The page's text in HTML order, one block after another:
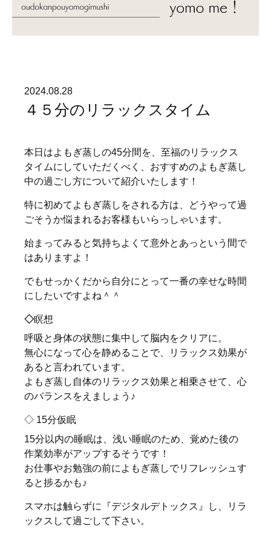
2024.08.28
４５分のリラックスタイム
本日はよもぎ蒸しの45分間を、至福のリラックス
タイムにしていただくべく、おすすめのよもぎ蒸し
中の過ごし方について紹介いたします！
特に初めてよもぎ蒸しをされる方は、どうやって過
ごそうか悩まれるお客様もいらっしゃいます。
始まってみると気持ちよくて意外とあっという間で
はありますよ！
でもせっかくだから自分にとって一番の幸せな時間
にしたいですよね＾＾
◇瞑想
呼吸と身体の状態に集中して脳内をクリアに。
無心になって心を静めることで、リラックス効果が
あると言われています。
よもぎ蒸し自体のリラックス効果と相乗させて、心
のバランスをえましょう♪
◇ 15分仮眠
15分以内の睡眠は、浅い睡眠のため、覚めた後の
作業効率がアップするそうです！
お仕事やお勉強の前によもぎ蒸しでリフレッシュす
ると捗るかも♪
スマホは触らずに『デジタルデトックス』し、リラ
ックスして過ごして下さい。